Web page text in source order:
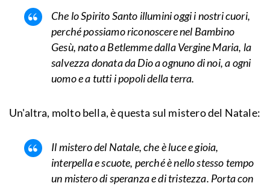
Che lo Spirito Santo illumini oggi i nostri cuori,
perché possiamo riconoscere nel Bambino
Gesù, nato a Betlemme dalla Vergine Maria, la
salvezza donata da Dio a ognuno di noi, a ogni
uomo e a tutti i popoli della terra.
Un'altra, molto bella, è questa sul mistero del Natale:
Il mistero del Natale, che è luce e gioia,
interpella e scuote, perché è nello stesso tempo
un mistero di speranza e di tristezza. Porta con